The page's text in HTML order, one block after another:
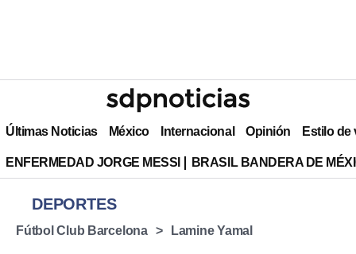
Últimas Noticias México Internacional Opinión Estilo de
ENFERMEDAD JORGE MESSI BRASIL BANDERA DE
DEPORTES
Fútbol Club Barcelona Lamine Yamal